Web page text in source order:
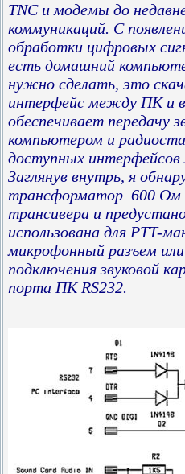
TNC и модемы до
коммуникаций. С
обработки цифровых
есть домашний
нужно сделать, это
интерфейс между ПК и
обеспечивает передачу
компьютером и
доступных интерфейсов
Заглянув внутрь, я
трансформатор 600 Ом
трансивера и
использована для PTT-
микрофонный разъем
подключения звуковой
порта ПК RS232.